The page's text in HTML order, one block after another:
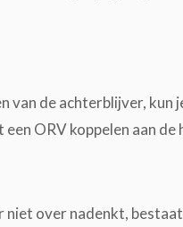
de achterblijver, kun
ORV koppelen aan
over nadenkt,